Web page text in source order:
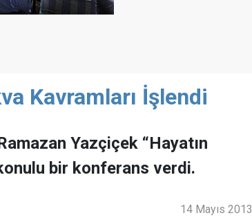
Kavramları İşlendi
Yazçiçek “Hayatın
bir konferans verdi.
14 Mayıs 2013